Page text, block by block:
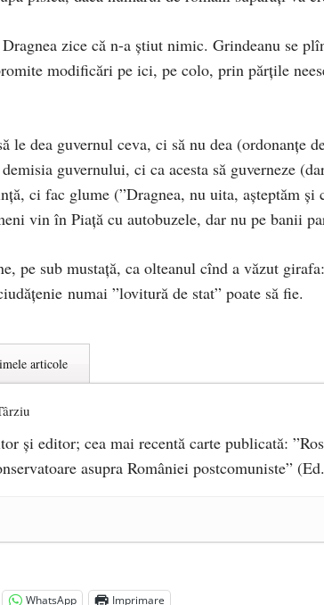
zice că n-a știut nimic. Grindeanu se
modificări pe ici, pe colo, prin părțile
le dea guvernul ceva, ci să nu dea (ordonanțe
guvernului, ci ca acesta să guverneze
ci fac glume (”Dragnea, nu uita, așteptăm și
vin în Piață cu autobuzele, dar nu pe banii
pe sub mustață, ca olteanul cînd a văzut
numai ”lovitură de stat” poate să fie.
articole
şi editor; cea mai recentă carte publicată:
asupra României postcomuniste”
achizițiile la suprapreț - 13 august 2025
folosească și să își protejeze resursele
WhatsApp Imprimare